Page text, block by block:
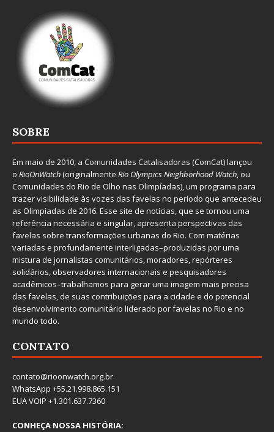
SOBRE
Em maio de 2010, a Comunidades Catalisadoras (ComCat) lançou
o RioOnWatch(originalmente Rio Olympics Neighborhood Watch, ou
Comunidades do Rio de Olho nas Olimpíadas), um programa para
trazer visibilidade às vozes das favelas no período que antecedeu
as Olimpíadas de 2016. Esse site de notícias, que se tornou uma
referência necessária e singular, apresenta perspectivas das
favelas sobre transformações urbanas do Rio. Com matérias
variadas e profundamente interligadas–produzidas por uma
mistura de jornalistas comunitários, moradores, repórteres
solidários, observadores internacionais e pesquisadores
acadêmicos–trabalhamos para gerar uma imagem mais precisa
das favelas, de suas contribuições para a cidade e do potencial
desenvolvimento comunitário liderado por favelas no Rio e no
mundo todo.
CONTATO
contato@rioonwatch.org.br
WhatsApp +55.21.998.865.151
EUA VOIP +1.301.637.7360
CONHEÇA NOSSA HISTÓRIA: